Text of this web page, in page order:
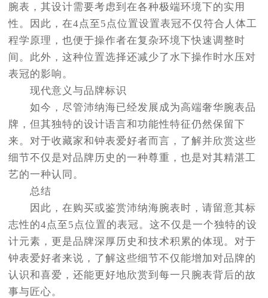
腕表，其设计需要考虑到在各种极端环境下的实用
性。因此，在4点至5点位置设置表冠不仅符合人体工
程学原理，也便于操作者在复杂环境下快速调整时
间。此外，这种位置选择还减少了水下操作时水压对
表冠的影响。
现代意义与品牌标识
如今，尽管沛纳海已经发展成为高端奢华腕表品
牌，但其独特的设计语言和功能性特征仍然保留下
来。对于收藏家和钟表爱好者而言，了解并欣赏这些
细节不仅是对品牌历史的一种尊重，也是对其精湛工
艺的一种认同。
总结
因此，在购买或鉴赏沛纳海腕表时，请留意其标
志性的4点至5点位置的表冠。这不仅是一个独特的设
计元素，更是品牌深厚历史和技术积累的体现。对于
钟表爱好者来说，了解这些细节不仅能增加对品牌的
认识和喜爱，还能更好地欣赏到每一只腕表背后的故
事与匠心。